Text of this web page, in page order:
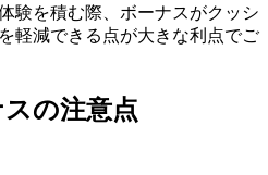
験を積む際、ボーナスがクッシ
軽減できる点が大きな利点でご
の注意点